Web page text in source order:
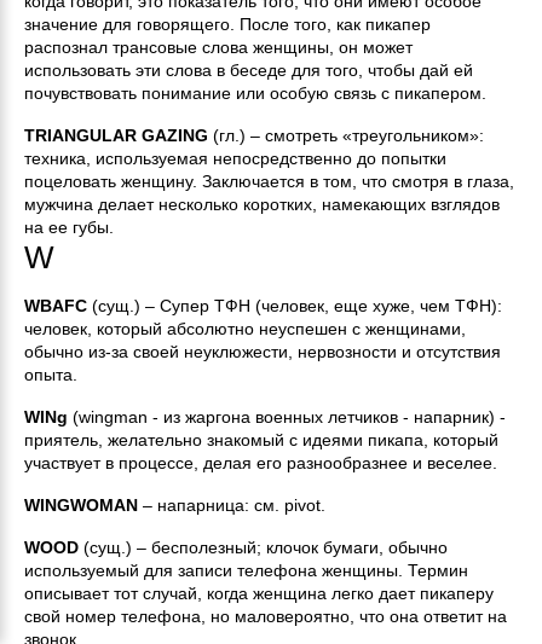
значение для говорящего. После того, как пикапер
распознал трансовые слова женщины, он может
использовать эти слова в беседе для того, чтобы дай ей
почувствовать понимание или особую связь с пикапером.
TRIANGULAR GAZING (гл.) – смотреть «треугольником»:
техника, используемая непосредственно до попытки
поцеловать женщину. Заключается в том, что смотря в глаза,
мужчина делает несколько коротких, намекающих взглядов
на ее губы.
W
WBAFC (сущ.) – Супер ТФН (человек, еще хуже, чем ТФН):
человек, который абсолютно неуспешен с женщинами,
обычно из-за своей неуклюжести, нервозности и отсутствия
опыта.
WINg (wingman - из жаргона военных летчиков - напарник) -
приятель, желательно знакомый с идеями пикапа, который
участвует в процессе, делая его разнообразнее и веселее.
WINGWOMAN – напарница: см. pivot.
WOOD (сущ.) – бесполезный; клочок бумаги, обычно
используемый для записи телефона женщины. Термин
описывает тот случай, когда женщина легко дает пикаперу
свой номер телефона, но маловероятно, что она ответит на
звонок.